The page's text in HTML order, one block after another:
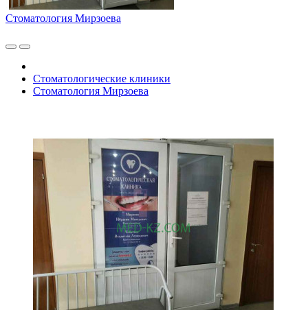
Стоматология Мирзоева
Стоматологические клиники
Стоматология Мирзоева